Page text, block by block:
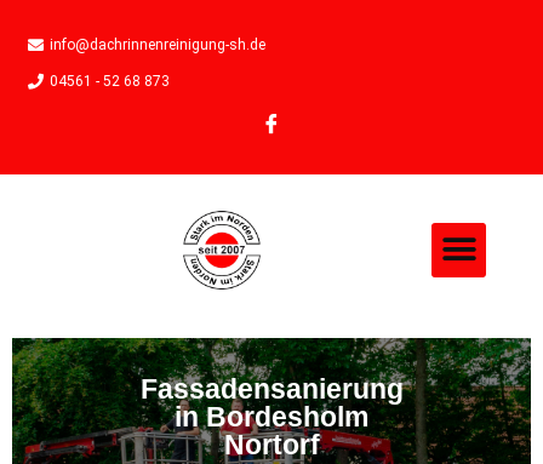
info@dachrinnenreinigung-sh.de
04561 - 52 68 873
Fassadensanierung
in Bordesholm
Nortorf